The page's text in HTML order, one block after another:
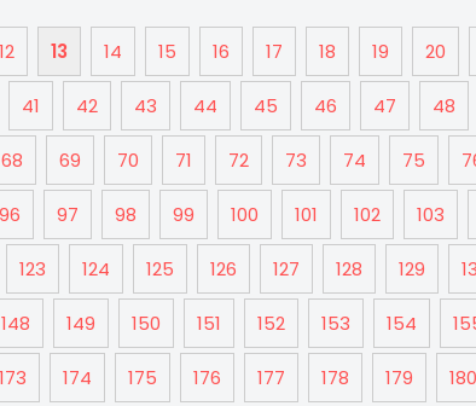
12 13 14 15 16 17 18 19 20
41 42 43 44 45 46 47 48
68 69 70 71 72 73 74 75
96 97 98 99 100 101 102 103
123 124 125 126 127 128 129
148 149 150 151 152 153 154
173 174 175 176 177 178 179 180